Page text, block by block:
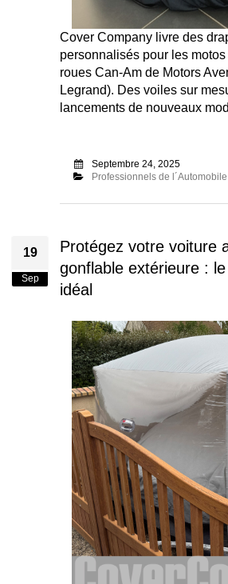
Cover Company livre des
personnalisés pour les
roues Can-Am de Motors
Legrand). Des voiles sur
lancements de nouveaux
Septembre 24, 2025
Professionnels de l´Automobile
19
Sep
Protégez votre voiture
gonflable extérieure :
idéal